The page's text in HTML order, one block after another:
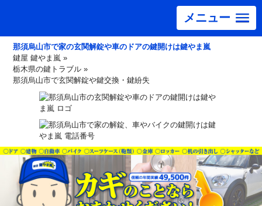
メニュー
那須烏山市で家の玄関解錠や車のドアの鍵開けは鍵やま嵐
鍵屋 鍵やま嵐 »
栃木県の鍵トラブル »
那須烏山市で玄関解錠や鍵交換・鍵紛失